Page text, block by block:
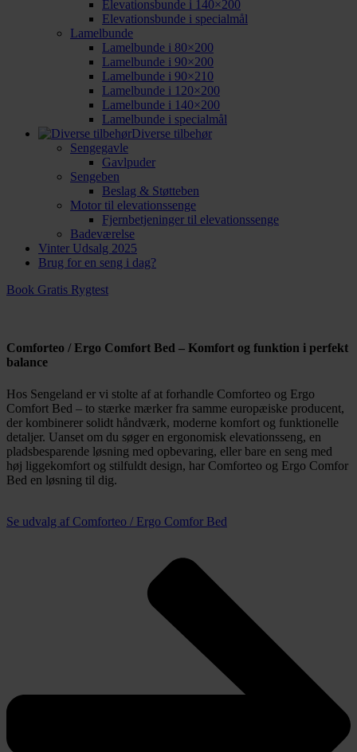
Elevationsbunde i 140×200
Elevationsbunde i specialmål
Lamelbunde
Lamelbunde i 80×200
Lamelbunde i 90×200
Lamelbunde i 90×210
Lamelbunde i 120×200
Lamelbunde i 140×200
Lamelbunde i specialmål
Diverse tilbehør
Sengegavle
Gavlpuder
Sengeben
Beslag & Støtteben
Motor til elevationssenge
Fjernbetjeninger til elevationssenge
Badeværelse
Vinter Udsalg 2025
Brug for en seng i dag?
Book Gratis Rygtest
Comforteo / Ergo Comfort Bed – Komfort og funktion i perfekt
balance
Hos Sengeland er vi stolte af at forhandle Comforteo og Ergo
Comfort Bed – to stærke mærker fra samme europæiske producent,
der kombinerer solidt håndværk, moderne komfort og funktionelle
detaljer. Uanset om du søger en ergonomisk elevationsseng, en
pladsbesparende løsning med opbevaring, eller bare en seng med
høj liggekomfort og stilfuldt design, har Comforteo og Ergo Comfor
Bed en løsning til dig.
Se udvalg af Comforteo / Ergo Comfor Bed